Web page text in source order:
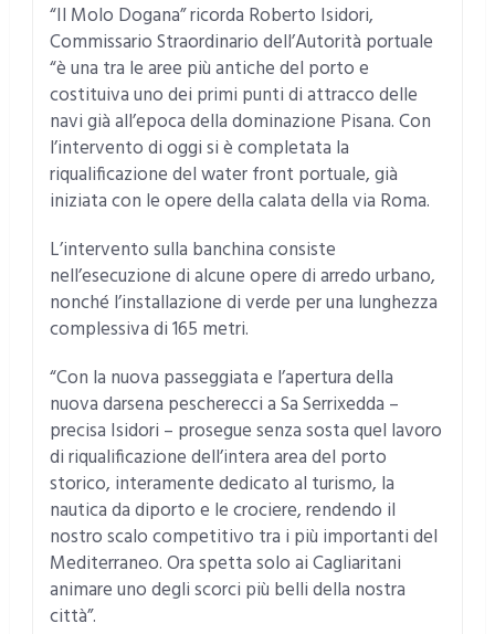
“Il Molo Dogana” ricorda Roberto Isidori,
Commissario Straordinario dell’Autorità portuale
“è una tra le aree più antiche del porto e
costituiva uno dei primi punti di attracco delle
navi già all’epoca della dominazione Pisana. Con
l’intervento di oggi si è completata la
riqualificazione del water front portuale, già
iniziata con le opere della calata della via Roma.
L’intervento sulla banchina consiste
nell’esecuzione di alcune opere di arredo urbano,
nonché l’installazione di verde per una lunghezza
complessiva di 165 metri.
“Con la nuova passeggiata e l’apertura della
nuova darsena pescherecci a Sa Serrixedda –
precisa Isidori – prosegue senza sosta quel lavoro
di riqualificazione dell’intera area del porto
storico, interamente dedicato al turismo, la
nautica da diporto e le crociere, rendendo il
nostro scalo competitivo tra i più importanti del
Mediterraneo. Ora spetta solo ai Cagliaritani
animare uno degli scorci più belli della nostra
città”.